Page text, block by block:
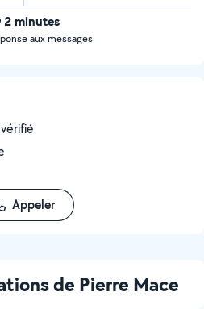
2 minutes
aux messages
Appeler
de Pierre Mace